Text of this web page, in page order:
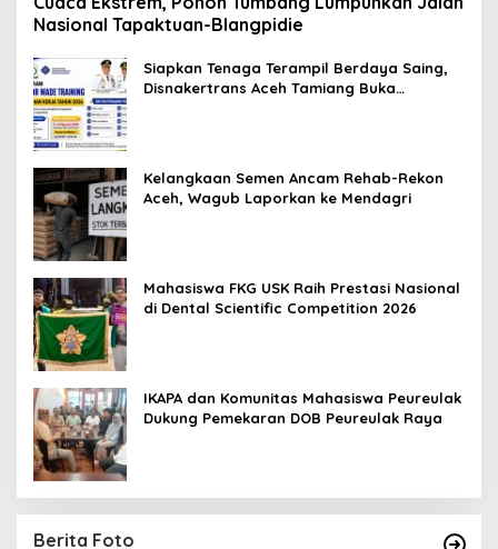
Nasional Tapaktuan-Blangpidie
Siapkan Tenaga Terampil Berdaya Saing,
Disnakertrans Aceh Tamiang Buka
Kelangkaan Semen Ancam Rehab-Rekon
Aceh, Wagub Laporkan ke Mendagri
Mahasiswa FKG USK Raih Prestasi Nasional
di Dental Scientific Competition 2026
IKAPA dan Komunitas Mahasiswa Peureulak
Dukung Pemekaran DOB Peureulak Raya
Berita Foto